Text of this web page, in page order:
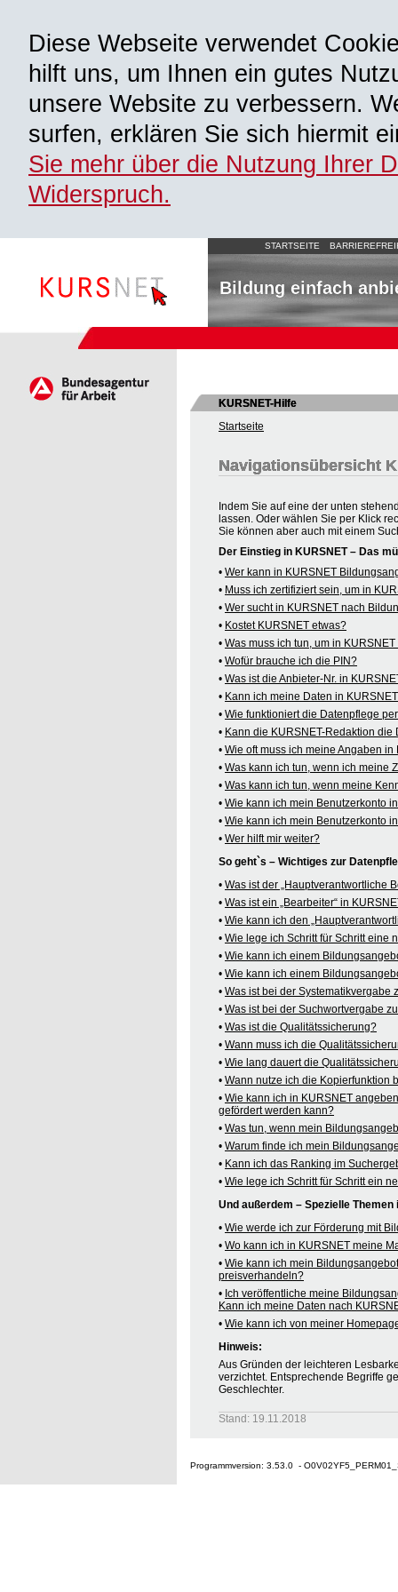
Diese Webseite verwendet
hilft uns, um Ihnen ein gutes
unsere Website zu verbessern.
surfen, erklären Sie sich hiermit
Sie mehr über die Nutzung Ihrer
Widerspruch.
STARTSEITE
Bildung einfach
KURSNET-Hilfe
Startseite
Navigationsübersicht
Indem Sie auf eine der unten
lassen. Oder wählen Sie per Klick
Sie können aber auch mit einem
Der Einstieg in KURSNET – Das
• Wer kann in KURSNET
• Muss ich zertifiziert sein, um in
• Wer sucht in KURSNET nach
• Kostet KURSNET etwas?
• Was muss ich tun, um in
• Wofür brauche ich die PIN?
• Was ist die Anbieter-Nr. in
• Kann ich meine Daten in
• Wie funktioniert die Datenpflege
• Kann die KURSNET-Redaktion
• Wie oft muss ich meine Angaben
• Was kann ich tun, wenn ich meine
• Was kann ich tun, wenn meine
• Wie kann ich mein Benutzerkonto
• Wie kann ich mein Benutzerkonto
• Wer hilft mir weiter?
So geht`s – Wichtiges zur
• Was ist der „Hauptverantwortliche
• Was ist ein „Bearbeiter“ in
• Wie kann ich den
• Wie lege ich Schritt für Schritt eine
• Wie kann ich einem
• Wie kann ich einem
• Was ist bei der Systematikvergabe
• Was ist bei der Suchwortvergabe
• Was ist die Qualitätssicherung?
• Wann muss ich die
• Wie lang dauert die
• Wann nutze ich die Kopierfunktion
• Wie kann ich in KURSNET
gefördert werden kann?
• Was tun, wenn mein
• Warum finde ich mein
• Kann ich das Ranking im
• Wie lege ich Schritt für Schritt ein
Und außerdem – Spezielle Themen
• Wie werde ich zur Förderung mit
• Wo kann ich in KURSNET meine
• Wie kann ich mein
preisverhandeln?
• Ich veröffentliche meine
Kann ich meine Daten nach
• Wie kann ich von meiner
Hinweis:
Aus Gründen der leichteren
verzichtet. Entsprechende Begriffe
Geschlechter.
Stand: 19.11.2018
Programmversion: 3.53.0 -